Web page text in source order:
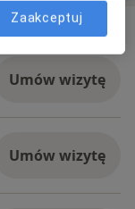
Umów wizytę
Umów wizytę
Zaakceptuj